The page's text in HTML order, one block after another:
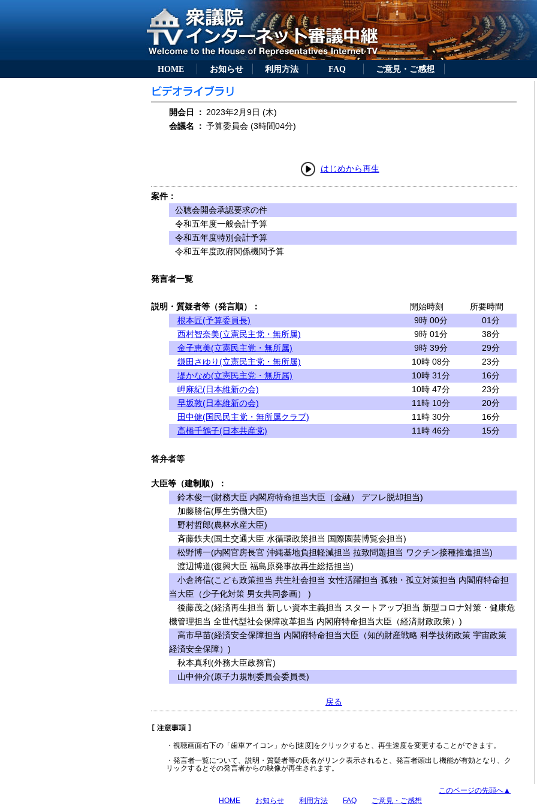
HOME お知らせ 利用方法 FAQ ご意見・ご感想
開会日 ： 2023年2月9日 (木)
会議名
： 予算委員会 (3時間04分)
はじめから再生
案件：
公聴会開会承認要求の件
令和五年度一般会計予算
令和五年度特別会計予算
令和五年度政府関係機関予算
発言者一覧
説明・質疑者等（発言順）： 開始時刻
所要時間
根本匠(予算委員長)
9時 00分
01分
西村智奈美(立憲民主党・無所属)
9時 01分
38分
金子恵美(立憲民主党・無所属)
9時 39分
29分
鎌田さゆり(立憲民主党・無所属)
10時 08分
23分
堤かなめ(立憲民主党・無所属)
10時 31分
16分
岬麻紀(日本維新の会)
10時 47分
23分
早坂敦(日本維新の会)
11時 10分
20分
田中健(国民民主党・無所属クラブ)
11時 30分
16分
高橋千鶴子(日本共産党)
11時 46分 15分
答弁者等
大臣等（建制順）：
鈴木俊一(財務大臣 内閣府特命担当大臣（金融） デフレ脱却担当)
加藤勝信(厚生労働大臣)
野村哲郎(農林水産大臣)
斉藤鉄夫(国土交通大臣 水循環政策担当 国際園芸博覧会担当)
松野博一(内閣官房長官 沖縄基地負担軽減担当 拉致問題担当 ワクチン接種推進担当)
渡辺博道(復興大臣 福島原発事故再生総括担当)
小倉將信(こども政策担当 共生社会担当 女性活躍担当 孤独・孤立対策担当 内閣府特命担
当大臣（少子化対策 男女共同参画） )
後藤茂之(経済再生担当 新しい資本主義担当 スタートアップ担当 新型コロナ対策・健康危
機管理担当 全世代型社会保障改革担当 内閣府特命担当大臣（経済財政政策）)
高市早苗(経済安全保障担当 内閣府特命担当大臣（知的財産戦略 科学技術政策 宇宙政策
経済安全保障）)
秋本真利(外務大臣政務官)
山中伸介(原子力規制委員会委員長)
戻る
・視聴画面右下の「歯車アイコン」から[速度]をクリックすると、再生速度を変更することができます。
・発言者一覧について、説明・質疑者等の氏名がリンク表示されると、発言者頭出し機能が有効となり、ク
リックするとその発言者からの映像が再生されます。
このページの先頭へ▲
HOME
お知らせ 利用方法 FAQ ご意見・ご感想